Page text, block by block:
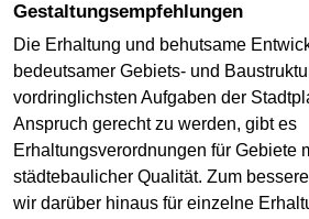
Gestaltungsempfehlungen
Die Erhaltung und behutsame
bedeutsamer Gebiets- und
vordringlichsten Aufgaben der
Anspruch gerecht zu werden, gibt es
Erhaltungsverordnungen für Gebiete
städtebaulicher Qualität. Zum
wir darüber hinaus für einzelne